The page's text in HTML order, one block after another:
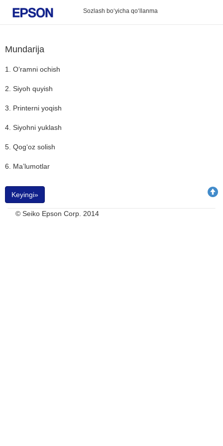
Sozlash bo‘yicha qo‘llanma
Mundarija
1. O‘ramni ochish
2. Siyoh quyish
3. Printerni yoqish
4. Siyohni yuklash
5. Qog‘oz solish
6. Ma’lumotlar
Keyingi»
© Seiko Epson Corp. 2014